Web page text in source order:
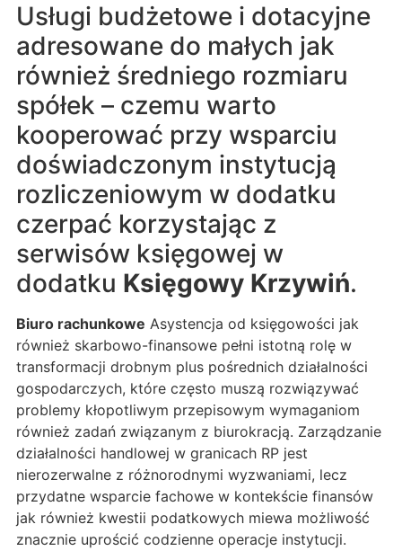
Usługi budżetowe i dotacyjne
adresowane do małych jak
również średniego rozmiaru
spółek – czemu warto
kooperować przy wsparciu
doświadczonym instytucją
rozliczeniowym w dodatku
czerpać korzystając z
serwisów księgowej w
dodatku Księgowy Krzywiń.
Biuro rachunkowe Asystencja od księgowości jak
również skarbowo-finansowe pełni istotną rolę w
transformacji drobnym plus pośrednich działalności
gospodarczych, które często muszą rozwiązywać
problemy kłopotliwym przepisowym wymaganiom
również zadań związanym z biurokracją. Zarządzanie
działalności handlowej w granicach RP jest
nierozerwalne z różnorodnymi wyzwaniami, lecz
przydatne wsparcie fachowe w kontekście finansów
jak również kwestii podatkowych miewa możliwość
znacznie uprościć codzienne operacje instytucji.